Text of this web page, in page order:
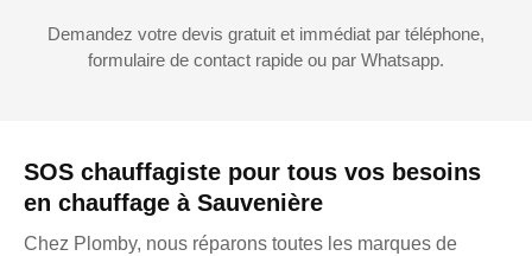
SOS chauffagiste pour tous vos besoins
en chauffage à Sauvenière
Chez Plomby, nous réparons toutes les marques de
Demandez votre devis gratuit et immédiat par téléphone,
formulaire de contact rapide ou par Whatsapp.